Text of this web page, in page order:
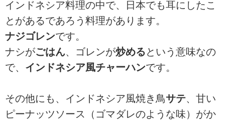
インドネシア料理の中で、日本でも耳にしたこ
とがあるであろう料理があります。
ナジゴレンです。
ナシがごはん、ゴレンが炒める という意味なの
で、 インドネシア風チャーハンです。
その他にも、インドネシア風焼き鳥サテ、甘い
ピーナッツソース（ゴマダレのような味）がか